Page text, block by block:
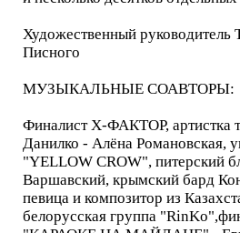
Художественный руководитель
Писного
МУЗЫКАЛЬНЫЕ СОАВТОРЫ:
Финалист Х-ФАКТОР, артистка
Данилко - Алёна Романовская,
"YELLOW CROW", питерский
Варшавский, крымский бард
певица и композитор из
белорусская группа